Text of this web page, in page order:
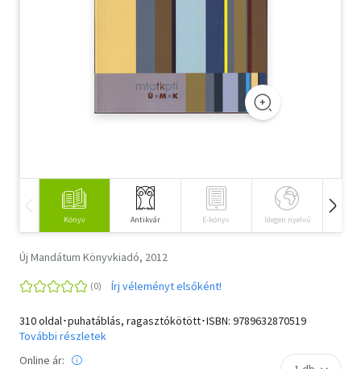
Könyv Antikvár E-könyv Idegen nyelvű
Új Mandátum Könyvkiadó, 2012
Írj véleményt elsőként!
310 oldal･puhatáblás, ragasztókötött･ISBN: 9789632870519
További részletek
Online ár: